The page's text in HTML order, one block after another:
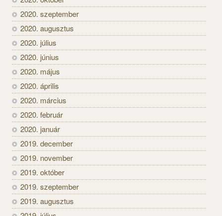
2020. szeptember
2020. augusztus
2020. július
2020. június
2020. május
2020. április
2020. március
2020. február
2020. január
2019. december
2019. november
2019. október
2019. szeptember
2019. augusztus